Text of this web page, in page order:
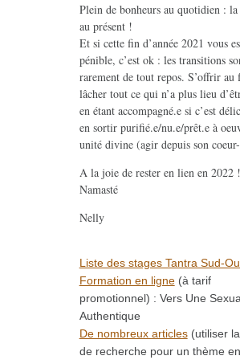
Plein de bonheurs au quotidien : la
au présent !
Et si cette fin d’année 2021 vous
pénible, c’est ok : les transitions
rarement de tout repos. S’offrir
lâcher tout ce qui n’a plus lieu
en étant accompagné.e si c’est
en sortir purifié.e/nu.e/prêt.e à
unité divine (agir depuis son
A la joie de rester en lien en 2022 !
Namasté
Nelly
Liste des stages Tantra Sud-
Formation en ligne(à tarif
promotionnel) : Vers Une
Authentique
De nombreux articles(utiliser
de recherche pour un thème en